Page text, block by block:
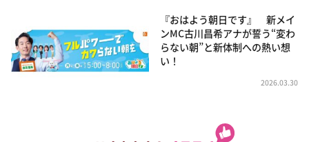
『おはよう朝日です』 新メイ
ンMC古川昌希アナが誓う“変わ
らない朝”と新体制への熱い想
い！
2026.03.30